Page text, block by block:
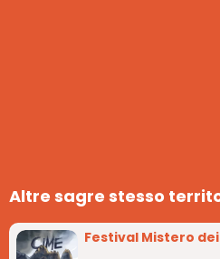
Altre sagre stesso
Festival Mistero